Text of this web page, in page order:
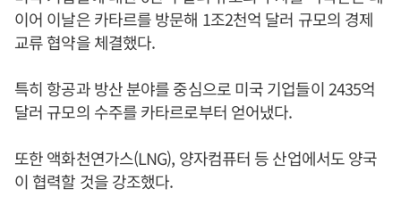
이어 이날은 카타르를 방문해 1조2천억 달러 규모의 경제
교류 협약을 체결했다.
특히 항공과 방산 분야를 중심으로 미국 기업들이 2435억
달러 규모의 수주를 카타르로부터 얻어냈다.
또한 액화천연가스(LNG), 양자컴퓨터 등 산업에서도 양국
이 협력할 것을 강조했다.